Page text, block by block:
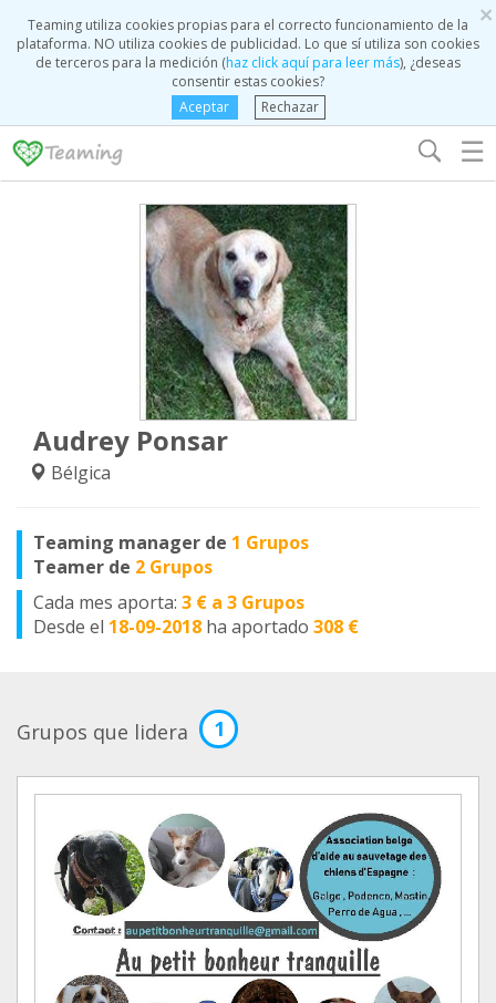
×
Teaming utiliza cookies propias para el correcto funcionamiento de la
plataforma. NO utiliza cookies de publicidad. Lo que sí utiliza son cookies
de terceros para la medición (haz click aquí para leer más), ¿deseas
consentir estas cookies?
Aceptar
Rechazar
☰
Audrey Ponsar
Bélgica
Teaming manager de 1 Grupos
Teamer de 2 Grupos
Cada mes aporta: 3 € a 3 Grupos
Desde el 18-09-2018 ha aportado 308 €
Grupos que lidera 1